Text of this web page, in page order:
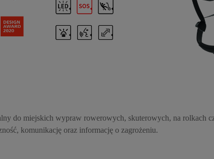
do miejskich wypraw rowerowych, skuterowych, na rolkach
komunikację oraz informację o zagrożeniu.